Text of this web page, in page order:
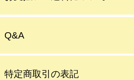
Q&A
特定商取引の表記